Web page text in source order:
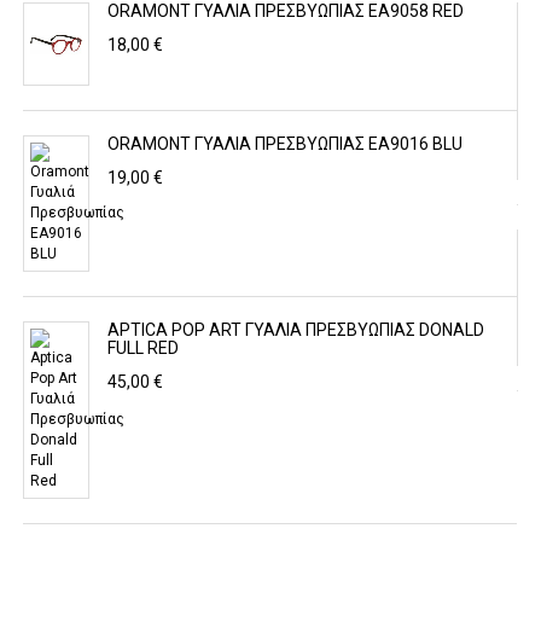
ORAMONT ΓΥΑΛΙΆ ΠΡΕΣΒΥΩΠΊΑΣ EA9058 RED
18,00 €
ORAMONT ΓΥΑΛΙΆ ΠΡΕΣΒΥΩΠΊΑΣ EA9016 BLU
19,00 €
APTICA POP ART ΓΥΑΛΙΆ ΠΡΕΣΒΥΩΠΊΑΣ DONALD
FULL RED
45,00 €